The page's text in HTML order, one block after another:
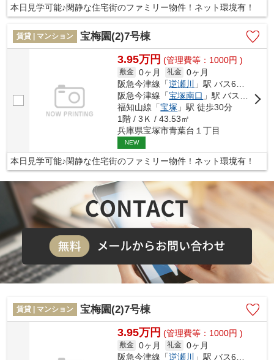
本日見学可能♪閑静な住宅街のファミリー物件！ネット環境有！
賃貸 | マンション 宝梅園(2)7号棟
3.95万円 (管理費等：1000円 )
敷金 0ヶ月 礼金 0ヶ月
阪急今津線「逆瀬川
」駅 バス6分 「宝松苑」 停歩2分
阪急今津線「宝塚南口 」駅 バス12分 「宝松苑」 停歩3分
福知山線「宝塚 」駅 徒歩30分
1階 / 3Ｋ / 43.53㎡
兵庫県宝塚市青葉台１丁目
NEW
本日見学可能♪閑静な住宅街のファミリー物件！ネット環境有！
賃貸 | マンション 宝梅園(2)7号棟
3.95万円 (管理費等：1000円 )
敷金 0ヶ月 礼金 0ヶ月
阪急今津線「逆瀬川 」駅 バス6分 「宝松苑」 停歩2分